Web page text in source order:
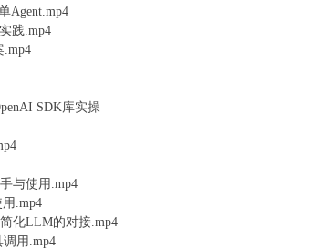
Agent.mp4
践.mp4
.mp4
SDK库实操
与使用.mp4
.mp4
化LLM的对接.mp4
调用.mp4